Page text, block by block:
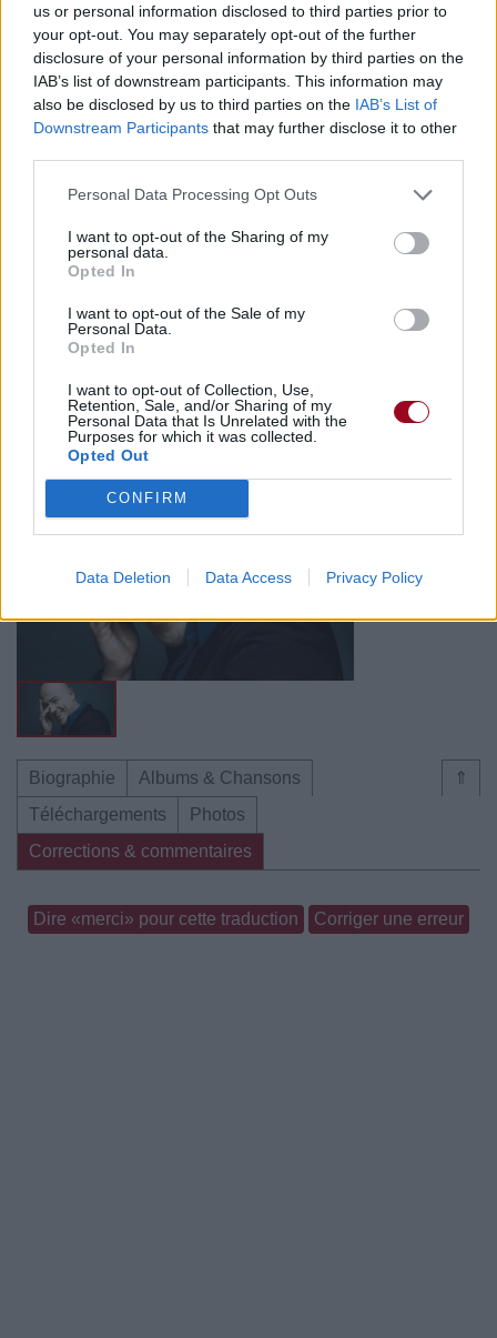
us or personal information disclosed to third parties prior to
your opt-out. You may separately opt-out of the further
disclosure of your personal information by third parties on the
IAB’s list of downstream participants. This information may
also be disclosed by us to third parties on the IAB’s List of
Downstream Participants that may further disclose it to other
Personal Data Processing Opt Outs
I want to opt-out of the Sharing of my
personal data.
Opted In
I want to opt-out of the Sale of my
Personal Data.
Opted In
I want to opt-out of Collection, Use,
Retention, Sale, and/or Sharing of my
Personal Data that Is Unrelated with the
Purposes for which it was collected.
Opted Out
CONFIRM
Data Deletion Data Access Privacy Policy
Biographie
Albums & Chansons
Téléchargements
Photos
Corrections & commentaires
Télécharger légalement les MP3 sur
Télécharger légalement les MP3 ou trouver le CD sur
Trouver des vinyles et des CD sur
Trouver un instrument de musique ou une partition au
meilleur prix sur
Biographie
Albums & Chansons
Téléchargements
Photos
Corrections & commentaires
⇑
Biographie
Albums & Chansons
Téléchargements
Photos
Corrections & commentaires
Dire «merci» pour cette traduction Corriger une erreur